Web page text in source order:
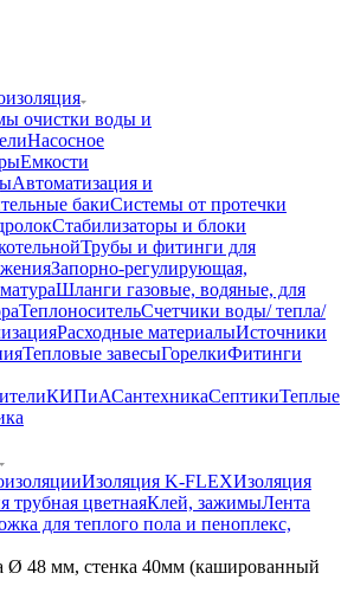
очистки воды и
Насосное
Емкости
Автоматизация и
бакиСистемы от протечки
Стабилизаторы и блоки
Трубы и фитинги для
Запорно-регулирующая,
Шланги газовые, водяные, для
ТеплоносительСчетчики воды/ тепла/
Расходные материалыИсточники
Тепловые завесыГорелкиФитинги
КИПиАСантехникаСептикиТеплые
Изоляция K-FLEXИзоляция
трубная цветнаяКлей, зажимыЛента
для теплого пола и пеноплекс,
Ø 48 мм, стенка 40мм (кашированный